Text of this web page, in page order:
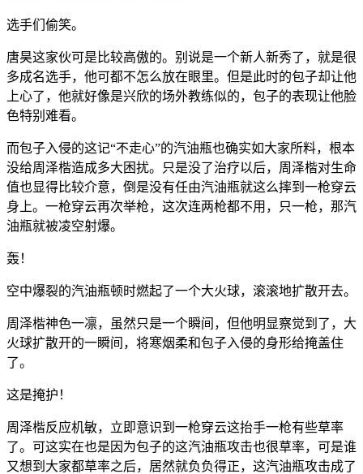
选手们偷笑。
唐昊这家伙可是比较高傲的。别说是一个新人新秀了，就是很
多成名选手，他可都不怎么放在眼里。但是此时的包子却让他
上心了，他就好像是兴欣的场外教练似的，包子的表现让他脸
色特别难看。
而包子入侵的这记“不走心”的汽油瓶也确实如大家所料，根本
没给周泽楷造成多大困扰。只是没了治疗以后，周泽楷对生命
值也显得比较介意，倒是没有任由汽油瓶就这么摔到一枪穿云
身上。一枪穿云再次举枪，这次连两枪都不用，只一枪，那汽
油瓶就被凌空射爆。
轰！
空中爆裂的汽油瓶顿时燃起了一个大火球，滚滚地扩散开去。
周泽楷神色一凛，虽然只是一个瞬间，但他明显察觉到了，大
火球扩散开的一瞬间，将寒烟柔和包子入侵的身形给掩盖住
了。
这是掩护！
周泽楷反应机敏，立即意识到一枪穿云这抬手一枪有些草率
了。可这实在也是因为包子的这汽油瓶攻击也很草率，可是谁
又想到大家都草率之后，居然就负负得正，这汽油瓶攻击成了